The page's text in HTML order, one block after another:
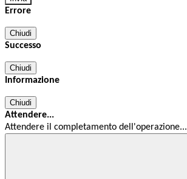
Errore
Chiudi
Successo
Chiudi
Informazione
Chiudi
Attendere...
Attendere il completamento dell'operazione...